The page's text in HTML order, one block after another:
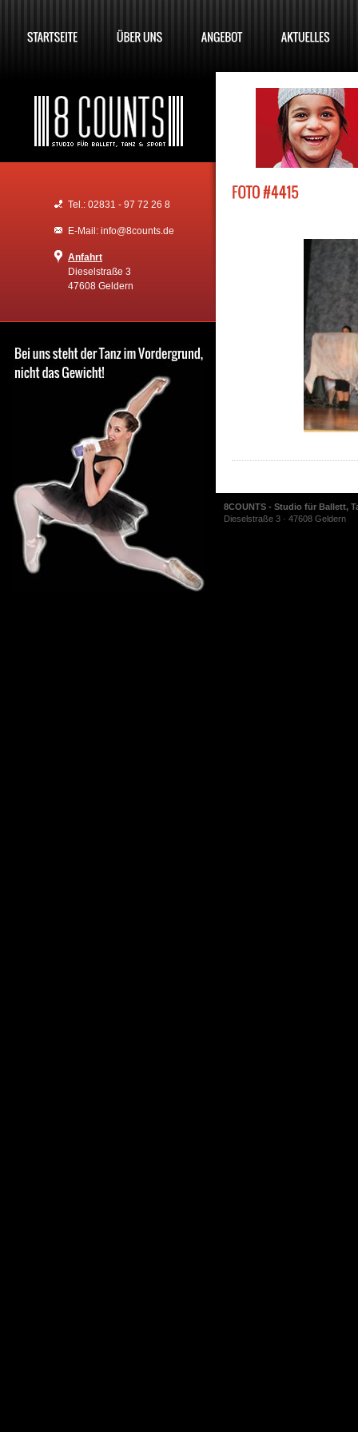
Tel.: 02831 - 97 72 26 8
E-Mail: info@8counts.de
Anfahrt
Dieselstraße 3
47608 Geldern
8COUNTS - Studio für Ballett,
Dieselstraße 3 · 47608 Geldern